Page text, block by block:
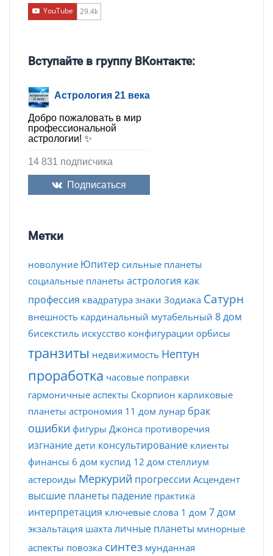
YouTube 29.4k
Вступайте в группу ВКонтакте:
Астрология 21 века
Добро пожаловать в мир
профессиональной
астрологии! ✨
14 831 подписчика
Подписаться
Метки
новолуние Юпитер сильные планеты
социальные планеты астрология как
профессия квадратура знаки Зодиака Сатурн
внешность кардинальный мутабельный 8 дом
бисекстиль искусство конфигурации орбисы
транзиты недвижимость Нептун
проработка часовые поправки
гармоничные аспекты Скорпион карликовые
планеты астрономия 11 дом лунар брак
ошибки фигуры Джонса противоречия
изгнание дети консультирование клиенты
финансы 6 дом куспид 12 дом стеллиум
астероиды Меркурий прогрессии Асцендент
высшие планеты падение практика
интерпретация ключевые слова 1 дом 7 дом
экзальтация шахта личные планеты минорные
аспекты повозка синтез мунданная